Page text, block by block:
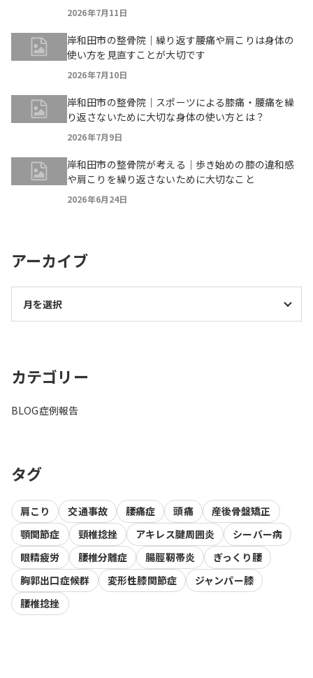
2026年7月11日
岸和田市の整骨院｜繰り返す腰痛や肩こりは身体の
使い方を見直すことが大切です
2026年7月10日
岸和田市の整骨院｜スポーツによる膝痛・腰痛を繰
り返さないために大切な身体の使い方とは？
2026年7月9日
岸和田市の整骨院が考える｜歩き始めの膝の違和感
や肩こりを繰り返さないために大切なこと
2026年6月24日
アーカイブ
カテゴリー
BLOG症例報告
タグ
肩こり 交通事故 腰痛症 頭痛
産後骨盤矯正
顎関節症
頸椎捻挫 アキレス腱周囲炎
シーバー病
眼精疲労
腰椎分離症 腸脛靭帯炎
ぎっくり腰
胸郭出口症候群
変形性膝関節症
ジャンパー膝
腰椎捻挫